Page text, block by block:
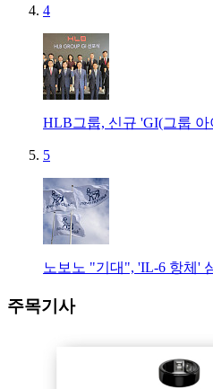
4
HLB그룹, 신규 'GI(그룹 아
5
노보노 "기대", 'IL-6 항체'
주목기사